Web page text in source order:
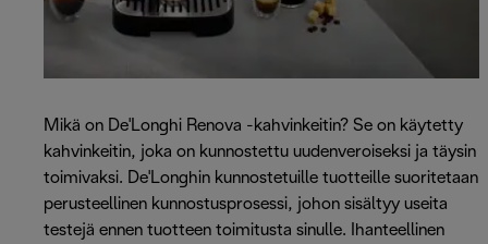
Mikä on De'Longhi Renova -kahvinkeitin? Se on käytetty
kahvinkeitin, joka on kunnostettu uudenveroiseksi ja täysin
toimivaksi. De'Longhin kunnostetuille tuotteille suoritetaan
perusteellinen kunnostusprosessi, johon sisältyy useita
testejä ennen tuotteen toimitusta sinulle. Ihanteellinen